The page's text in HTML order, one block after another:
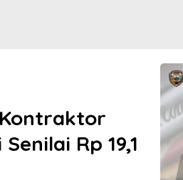
Rp 19,1